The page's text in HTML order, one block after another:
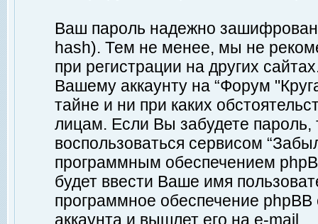
Ваш пароль надежно
hash). Тем не менее, мы не
при регистрации на других
Вашему аккаунту на “Форум
тайне и ни при каких
лицам. Если Вы забудете пароль,
воспользоваться сервисом
программным обеспечением
будет ввести Ваше имя
программное обеспечение
аккаунта и вышлет его на e-mail.